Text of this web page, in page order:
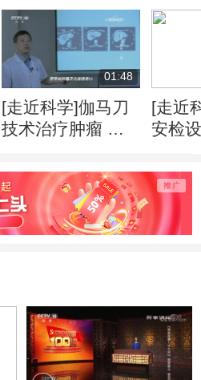
01:48
[走近科学]伽马刀
技术治疗肿瘤 精
感染
[走近
安检
可